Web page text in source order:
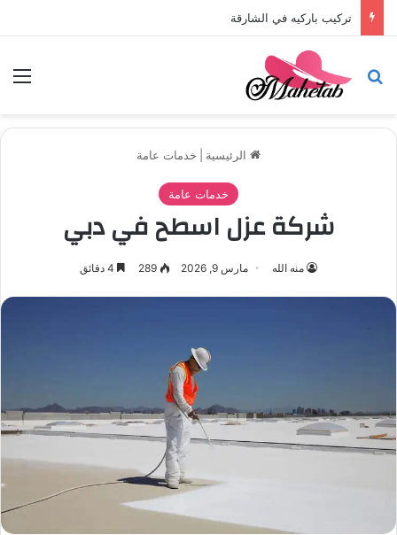
تركيب باركيه في الشارقة
بحث عن
الرئيسية خدمات عامة
خدمات عامة
شركة عزل اسطح في دبي
منه الله مارس 9, 2026 289